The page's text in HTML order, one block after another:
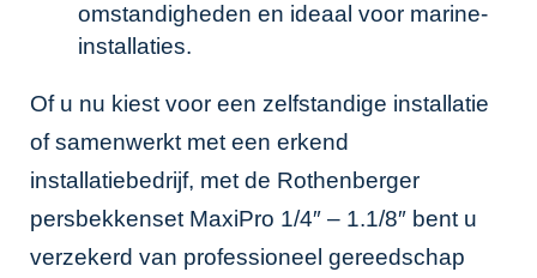
omstandigheden en ideaal voor marine-
installaties.
Of u nu kiest voor een zelfstandige installatie
of samenwerkt met een erkend
installatiebedrijf, met de Rothenberger
persbekkenset MaxiPro 1/4″ – 1.1/8″ bent u
verzekerd van professioneel gereedschap